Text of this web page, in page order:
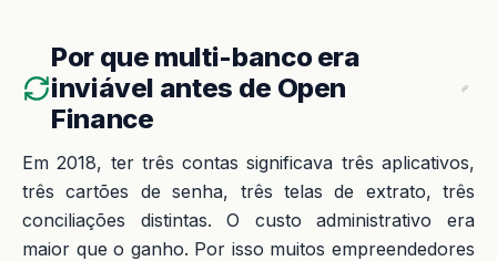
Por que multi-banco era
inviável antes de Open
Finance
Em 2018, ter três contas significava três aplicativos,
três cartões de senha, três telas de extrato, três
conciliações distintas. O custo administrativo era
maior que o ganho. Por isso muitos empreendedores